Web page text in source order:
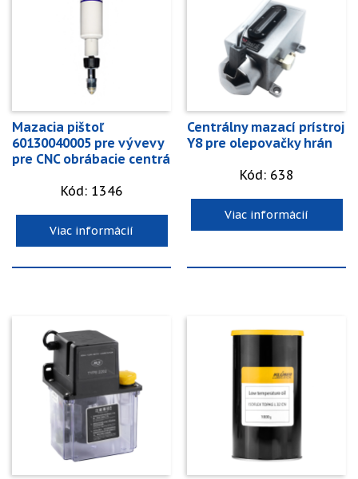
Mazacia pištoľ
60130040005 pre vývevy
pre CNC obrábacie centrá
Kód: 1346
Viac informácií
Centrálny mazací prístroj
Y8 pre olepovačky hrán
Kód: 638
Viac informácií